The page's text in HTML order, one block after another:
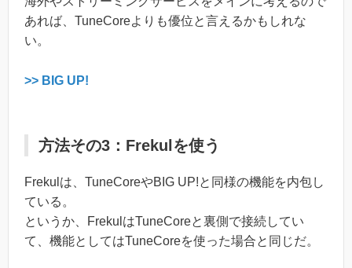
あれば、TuneCoreよりも優位と言えるかもしれな
い。
>> BIG UP!
方法その3：Frekulを使う
Frekulは、TuneCoreやBIG UP!と同様の機能を内包し
ている。
というか、FrekulはTuneCoreと裏側で接続してい
て、機能としてはTuneCoreを使った場合と同じだ。